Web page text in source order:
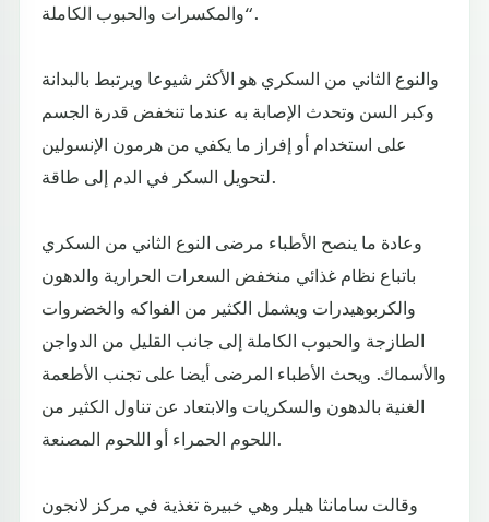
والمكسرات والحبوب الكاملة“.
والنوع الثاني من السكري هو الأكثر شيوعا ويرتبط بالبدانة
وكبر السن وتحدث الإصابة به عندما تنخفض قدرة الجسم
على استخدام أو إفراز ما يكفي من هرمون الإنسولين
لتحويل السكر في الدم إلى طاقة.
وعادة ما ينصح الأطباء مرضى النوع الثاني من السكري
باتباع نظام غذائي منخفض السعرات الحرارية والدهون
والكربوهيدرات ويشمل الكثير من الفواكه والخضروات
الطازجة والحبوب الكاملة إلى جانب القليل من الدواجن
والأسماك. ويحث الأطباء المرضى أيضا على تجنب الأطعمة
الغنية بالدهون والسكريات والابتعاد عن تناول الكثير من
اللحوم الحمراء أو اللحوم المصنعة.
وقالت سامانثا هيلر وهي خبيرة تغذية في مركز لانجون